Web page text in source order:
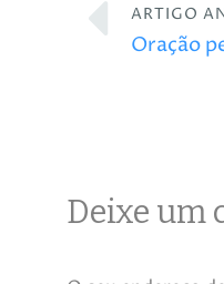
ARTIGO
Oração
Deixe um